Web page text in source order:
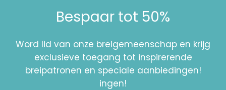
Bespaar tot 50%
Word lid van onze breigemeenschap en krijg
exclusieve toegang tot inspirerende
breipatronen en speciale aanbiedingen!
ingen!